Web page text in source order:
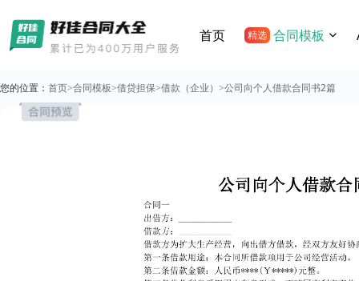
首页 精选 合同模板
您的位置： 首页>合同模板>借贷担保>借款（企业） >公司向个人借款合同书2篇